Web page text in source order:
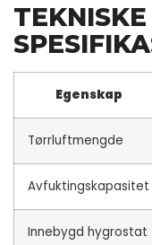
TEKNISKE
Egenskap
Tørrluftmengde
Avfuktingskapasitet
Innebygd hygrostat